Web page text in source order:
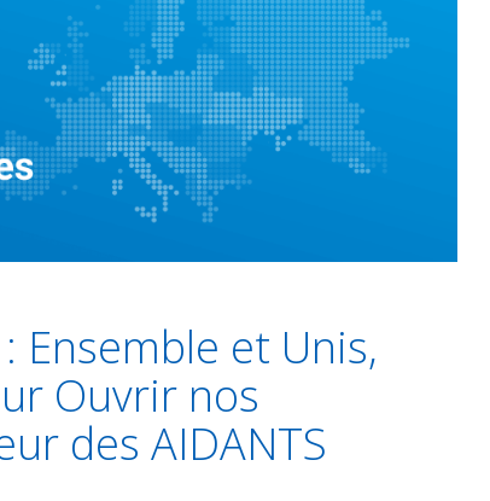
: Ensemble et Unis,
Ouvrir nos
des AIDANTS